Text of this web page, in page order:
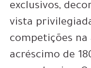
exclusivos,
vista
competições na
acréscimo de